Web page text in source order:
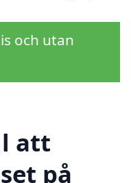
och utan
att
på